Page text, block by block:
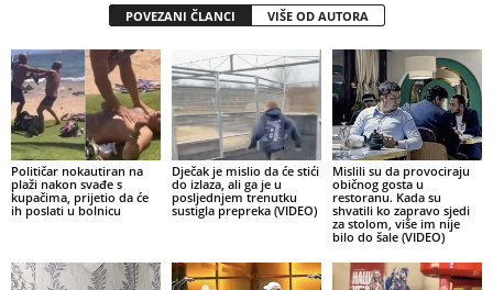
POVEZANI ČLANCI VIŠE OD AUTORA
Političar nokautiran na
plaži nakon svađe s
kupačima, prijetio da će
ih poslati u bolnicu
Dječak je mislio da će stići
do izlaza, ali ga je u
posljednjem trenutku
sustigla prepreka (VIDEO)
Mislili su da provociraju
običnog gosta u
restoranu. Kada su
shvatili ko zapravo sjedi
za stolom, više im nije
bilo do šale (VIDEO)